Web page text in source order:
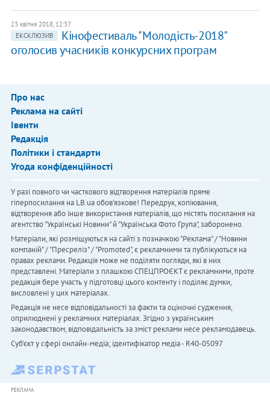
23 квітня 2018, 12:37
ЕКСКЛЮЗИВ
Кінофестиваль "Молодість-2018"
оголосив учасників конкурсних програм
Про нас
Реклама на сайті
Івенти
Редакція
Політики і стандарти
Угода конфіденційності
У разі повного чи часткового відтворення матеріалів пряме
гіперпосилання на LB.ua обов'язкове! Передрук, копіювання,
відтворення або інше використання матеріалів, що містять посилання на
агентство "Українськi Новини" й "Українська Фото Група", заборонено.
Матеріали, які розміщуються на сайті з позначкою "Реклама" / "Новини
компаній" / "Пресреліз" / "Promoted", є рекламними та публікуються на
правах реклами. Редакція може не поділяти погляди, які в них
представлені. Матеріали з плашкою СПЕЦПРОЄКТ є рекламними, проте
редакція бере участь у підготовці цього контенту і поділяє думки,
висловлені у цих матеріалах.
Редакція не несе відповідальності за факти та оціночні судження,
оприлюднені у рекламних матеріалах. Згідно з українським
законодавством, відповідальність за зміст реклами несе рекламодавець.
Cуб'єкт у сфері онлайн-медіа; ідентифікатор медіа - R40-05097
РЕКЛАМА